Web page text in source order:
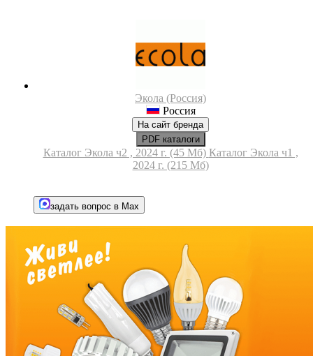
Экола (Россия)
Россия
На сайт бренда
PDF каталоги
Каталог Экола ч2 , 2024 г. (45 Мб) Каталог Экола ч1 ,
2024 г. (215 Мб)
задать вопрос в Max